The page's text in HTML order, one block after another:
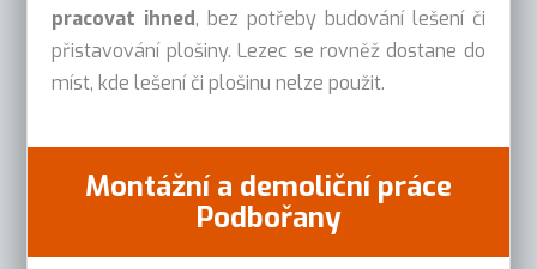
pracovat ihned, bez potřeby budování lešení či
přistavování plošiny. Lezec se rovněž dostane do
míst, kde lešení či plošinu nelze použit.
Montážní a demoliční práce
Podbořany